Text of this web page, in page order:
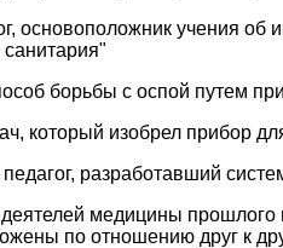
учения об
борьбы с оспой путем
который изобрел прибор
разработавший
медицины прошлого
по отношению друг к